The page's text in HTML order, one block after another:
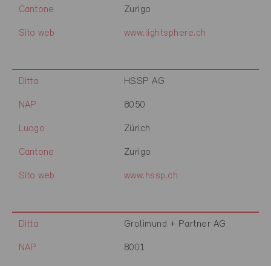
Cantone Zurigo
Sito web www.lightsphere.ch
Ditta HSSP AG
NAP 8050
Luogo Zürich
Cantone Zurigo
Sito web www.hssp.ch
Ditta Grolimund + Partner AG
NAP 8001